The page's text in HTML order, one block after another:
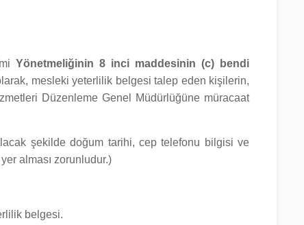
Yönetmeliğinin 8 inci maddesinin (c) bendi
mesleki yeterlilik belgesi talep eden kişilerin,
Düzenleme Genel Müdürlüğüne müracaat
şekilde doğum tarihi, cep telefonu bilgisi ve
alması zorunludur.)
belgesi.